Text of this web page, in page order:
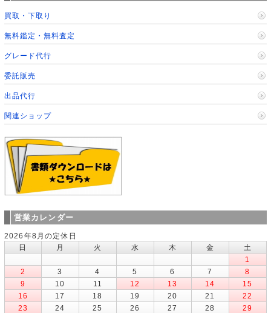
買取・下取り
無料鑑定・無料査定
グレード代行
委託販売
出品代行
関連ショップ
営業カレンダー
2026年8月の定休日
日
月 火 水 木 金
土
1
2
3 4 5 6 7
8
9
10 11 12 13 14
15
16
17 18 19 20 21
22
23
24 25 26 27 28
29